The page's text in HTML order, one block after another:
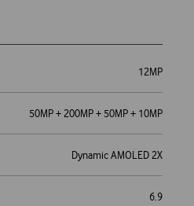
12MP
50MP + 200MP + 50MP + 10MP
Dynamic AMOLED 2X
6.9